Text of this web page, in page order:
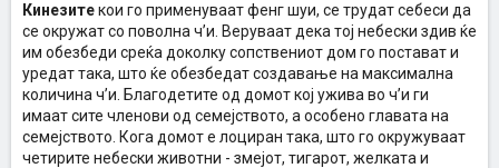
Кинезитекои го применуваат фенг шуи, се трудат себеси да
се окружат со поволна ч’и. Веруваат дека тој небески здив ќе
им обезбеди среќа доколку сопствениот дом го постават и
уредат така, што ќе обезбедат создавање на максимална
количина ч’и. Благодетите од домот кој ужива во ч’и ги
имаат сите членови од семејството, а особено главата на
семејството. Кога домот е лоциран така, што го окружуваат
четирите небески животни - змејот, тигарот, желката и